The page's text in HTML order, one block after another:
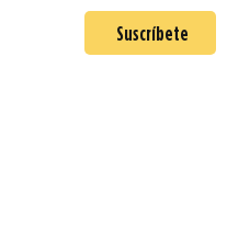
Suscríbete